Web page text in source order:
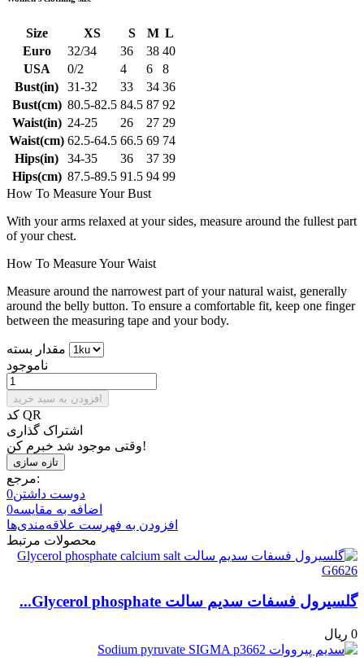
Size XS S M L
Euro
32/34 36 38 40
USA
0/2 4 6
8
Bust(in)
31-32 33 34 36
Bust(cm) 80.5-82.5 84.5 87 92
Waist(in) 24-25 26 27 29
Waist(cm) 62.5-64.5 66.5 69 74
Hips(in)
34-35 36 37 39
Hips(cm) 87.5-89.5 91.5 94 99
How To Measure Your Bust
With your arms relaxed at your sides, measure around the fullest part
of your chest.
How To Measure Your Waist
Measure around the narrowest part of your natural waist, generally
around the belly button. To ensure a comfortable fit, keep one finger
between the measuring tape and your body.
مقدار بسته
ناموجود
افزودن به سبد خرید
کد QR
اشتراک گذاری
وقتی موجود شد خبرم کن!
مرجع:
دوست داشتن0
اضافه به مقایسه0
افزودن به فهرست علاقه‌مندی‌ها
محصولات مرتبط
گلسیرول فسفات سدیم سالت Glycerol phosphate...
0 ریال